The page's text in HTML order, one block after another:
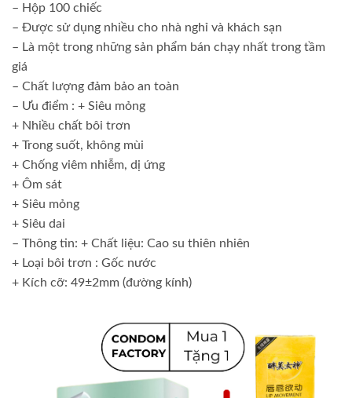
– Hộp 100 chiếc
– Được sử dụng nhiều cho nhà nghỉ và khách sạn
– Là một trong những sản phẩm bán chạy nhất trong tầm
giá
– Chất lượng đảm bảo an toàn
– Ưu điểm : + Siêu mỏng
+ Nhiều chất bôi trơn
+ Trong suốt, không mùi
+ Chống viêm nhiễm, dị ứng
+ Ôm sát
+ Siêu mỏng
+ Siêu dai
– Thông tin: + Chất liệu: Cao su thiên nhiên
+ Loại bôi trơn : Gốc nước
+ Kích cỡ: 49±2mm (đường kính)